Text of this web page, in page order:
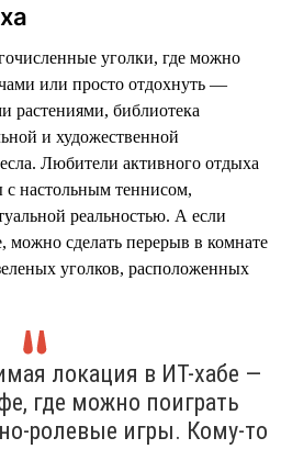
уголки, где можно
или просто отдохнуть —
растениями, библиотека
и художественной
Любители активного отдыха
с настольным теннисом,
реальностью. А если
можно сделать перерыв в комнате
уголков, расположенных
локация в ИТ-хабе —
где можно поиграть
ролевые игры. Кому-то